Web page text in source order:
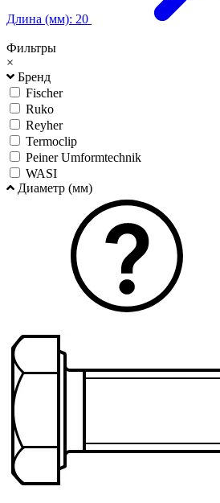
Длина (мм): 20
Фильтры
×
Бренд
Fischer
Ruko
Reyher
Termoclip
Peiner Umformtechnik
WASI
Диаметр (мм)